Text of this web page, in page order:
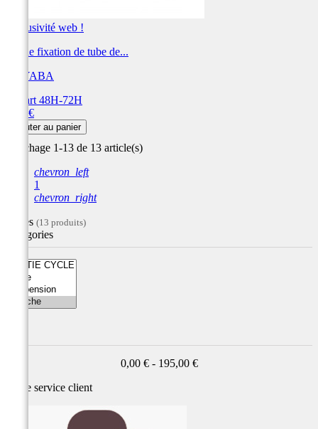
Exclusivité web !
Vis de fixation de tube de...
KAYABA
Départ 48H-72H
1,36 €
Ajouter au panier
Affichage 1-13 de 13 article(s)
chevron_left
1
chevron_right
Filtres (13 produits)
Catégories
0,00 € - 195,00 €
Notre service client